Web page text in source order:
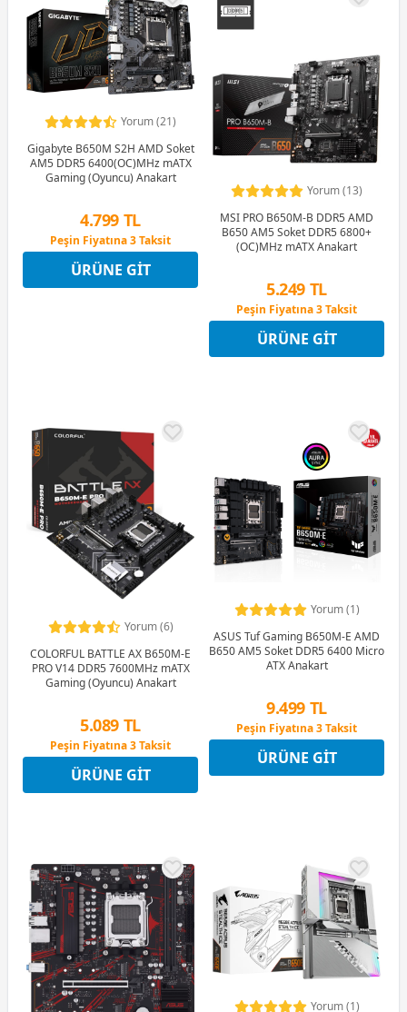
Yorum (21)
Gigabyte B650M S2H AMD Soket
AM5 DDR5 6400(OC)MHz mATX
Gaming (Oyuncu) Anakart
4.799 TL
Peşin Fiyatına 3 Taksit
12 Ay x 565 TL taksitle
Peşin Fiyatına 3 Taksit
ÜRÜNE GIT
Yorum (13)
MSI PRO B650M-B DDR5 AMD
B650 AM5 Soket DDR5 6800+
(OC)MHz mATX Anakart
5.249 TL
Peşin Fiyatına 3 Taksit
12 Ay x 617 TL taksitle
Peşin Fiyatına 3 Taksit
ÜRÜNE GIT
Yorum (6)
COLORFUL BATTLE AX B650M-E
PRO V14 DDR5 7600MHz mATX
Gaming (Oyuncu) Anakart
5.089 TL
Peşin Fiyatına 3 Taksit
12 Ay x 599 TL taksitle
Peşin Fiyatına 3 Taksit
ÜRÜNE GIT
Yorum (1)
ASUS Tuf Gaming B650M-E AMD
B650 AM5 Soket DDR5 6400 Micro
ATX Anakart
9.499 TL
Peşin Fiyatına 3 Taksit
12 Ay x 1.117 TL taksitle
Peşin Fiyatına 3 Taksit
ÜRÜNE GIT
Yorum (1)